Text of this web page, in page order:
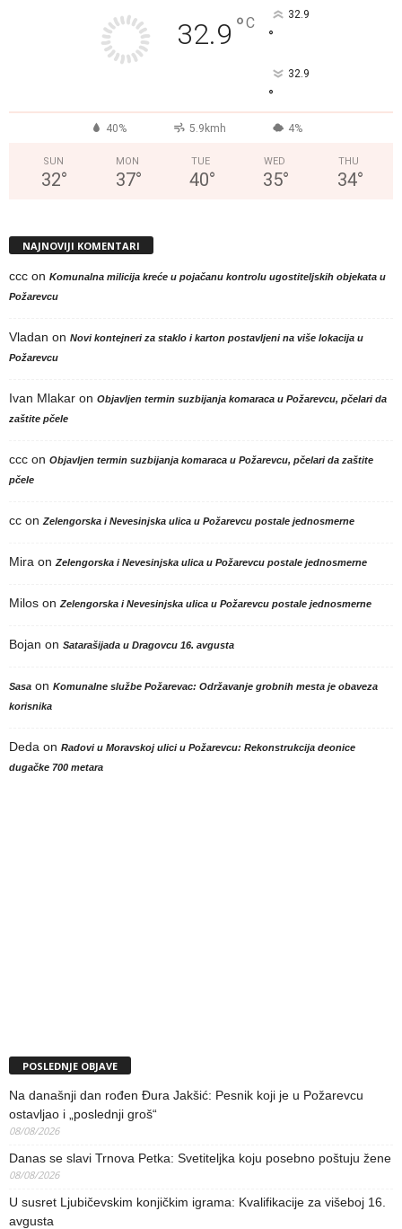
32.9 °C 32.9
°
32.9
°
40% 5.9kmh 4%
SUN
32°
MON
37°
TUE
40°
WED
35°
THU
34°
NAJNOVIJI KOMENTARI
ccc on Komunalna milicija kreće u pojačanu kontrolu ugostiteljskih objekata u
Požarevcu
Vladan on Novi kontejneri za staklo i karton postavljeni na više lokacija u
Požarevcu
Ivan Mlakar on Objavljen termin suzbijanja komaraca u Požarevcu, pčelari da
zaštite pčele
ccc on Objavljen termin suzbijanja komaraca u Požarevcu, pčelari da zaštite
pčele
cc on Zelengorska i Nevesinjska ulica u Požarevcu postale jednosmerne
Mira on Zelengorska i Nevesinjska ulica u Požarevcu postale jednosmerne
Milos on Zelengorska i Nevesinjska ulica u Požarevcu postale jednosmerne
Bojan on Satarašijada u Dragovcu 16. avgusta
Sasa on Komunalne službe Požarevac: Održavanje grobnih mesta je obaveza
korisnika
Deda on Radovi u Moravskoj ulici u Požarevcu: Rekonstrukcija deonice
dugačke 700 metara
POSLEDNJE OBJAVE
Na današnji dan rođen Đura Jakšić: Pesnik koji je u Požarevcu
ostavljao i „poslednji groš“
08/08/2026
Danas se slavi Trnova Petka: Svetiteljka koju posebno poštuju žene
08/08/2026
U susret Ljubičevskim konjičkim igrama: Kvalifikacije za višeboj 16.
avgusta